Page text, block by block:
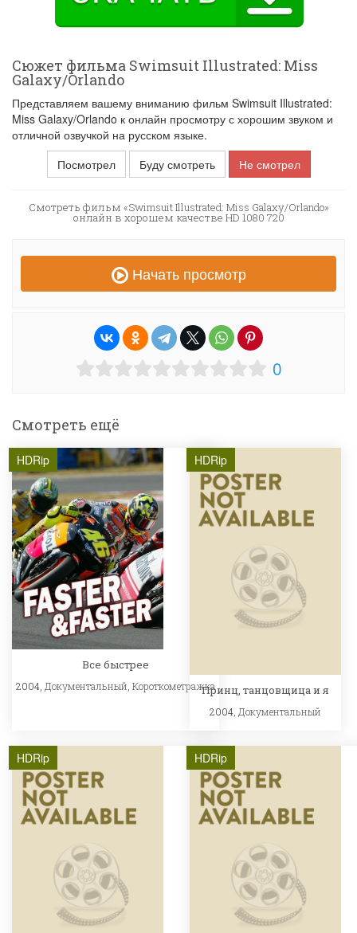
Сюжет фильма Swimsuit Illustrated: Miss
Galaxy/Orlando
Представляем вашему вниманию фильм Swimsuit Illustrated:
Miss Galaxy/Orlando к онлайн просмотру с хорошим звуком и
отличной озвучкой на русском языке.
Посмотрел
Буду смотреть Не смотрел
Смотреть фильм «Swimsuit Illustrated: Miss Galaxy/Orlando»
онлайн в хорошем качестве HD 1080 720
Начать просмотр
0
Смотреть ещё
HDRip
Все быстрее
2004, Документальный Короткометражка
HDRip
Принц, танцовщица и я
2004, Документальный
HDRip HDRip